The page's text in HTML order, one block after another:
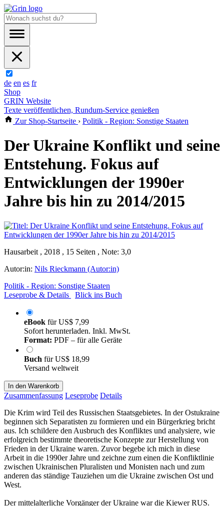
de en es fr
Shop
GRIN Website
Texte veröffentlichen, Rundum-Service genießen
Zur Shop-Startseite › Politik - Region: Sonstige Staaten
Der Ukraine Konflikt und seine
Entstehung. Fokus auf
Entwicklungen der 1990er
Jahre bis hin zu 2014/2015
Hausarbeit , 2018 , 15 Seiten , Note: 3,0
Autor:in: Nils Rieckmann (Autor:in)
Politik - Region: Sonstige Staaten
Leseprobe & Details
Blick ins Buch
eBook fürUS$ 7,99
Sofort herunterladen. Inkl. MwSt.
Format: PDF – für alle Geräte
Buch fürUS$ 18,99
Versand weltweit
In den Warenkorb
Zusammenfassung Leseprobe Details
Die Krim wird Teil des Russischen Staatsgebietes. In der Ostukraine
beginnen sich Separatisten zu formieren und ein Bürgerkrieg bricht
aus. Ich schildere den Ausbruch des Konfliktes und analysiere, wie
erfolgreich bestimmte theoretische Konzepte zur Herstellung von
Frieden in der Ukraine waren. Zuvor begebe ich mich in diese
Arbeit in die 1990er Jahre und zeichne zum einen die Konfliktlinie
zwischen Ukrainischen Pluralisten und Monisten nach und zum
anderen das ständige Tauziehen um die Ukraine zwischen Ost und
West.
Der mittelalterliche Vorgänger der Ukraine war die Kiewer RUS.